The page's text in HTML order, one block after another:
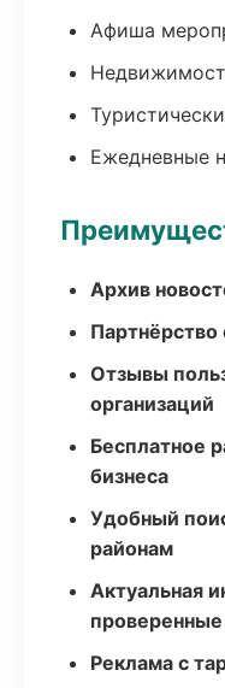
Афиша
Ежедневные
Архив
Отзывы
организаций
Бесплатное
бизнеса
Удобный
районам
Актуальная
проверенные
Реклама с